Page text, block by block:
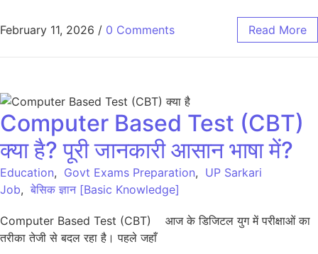
February 11, 2026 / 0 Comments Read More
Computer Based Test (CBT)
क्या है? पूरी जानकारी आसान भाषा में?
Education, Govt Exams Preparation, UP Sarkari
Job, बेसिक ज्ञान [Basic Knowledge]
Computer Based Test (CBT) आज के डिजिटल युग में परीक्षाओं का
तरीका तेजी से बदल रहा है। पहले जहाँ